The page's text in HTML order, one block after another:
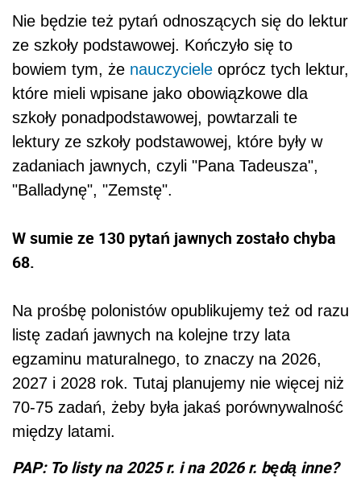
Nie będzie też pytań odnoszących się do lektur
ze szkoły podstawowej. Kończyło się to
bowiem tym, że nauczyciele oprócz tych lektur,
które mieli wpisane jako obowiązkowe dla
szkoły ponadpodstawowej, powtarzali te
lektury ze szkoły podstawowej, które były w
zadaniach jawnych, czyli "Pana Tadeusza",
"Balladynę", "Zemstę".
W sumie ze 130 pytań jawnych zostało chyba
68.
Na prośbę polonistów opublikujemy też od razu
listę zadań jawnych na kolejne trzy lata
egzaminu maturalnego, to znaczy na 2026,
2027 i 2028 rok. Tutaj planujemy nie więcej niż
70-75 zadań, żeby była jakaś porównywalność
między latami.
PAP: To listy na 2025 r. i na 2026 r. będą inne?